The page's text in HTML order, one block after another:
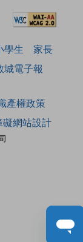
學生
家長
城電子報
產權政策
礙網站設計